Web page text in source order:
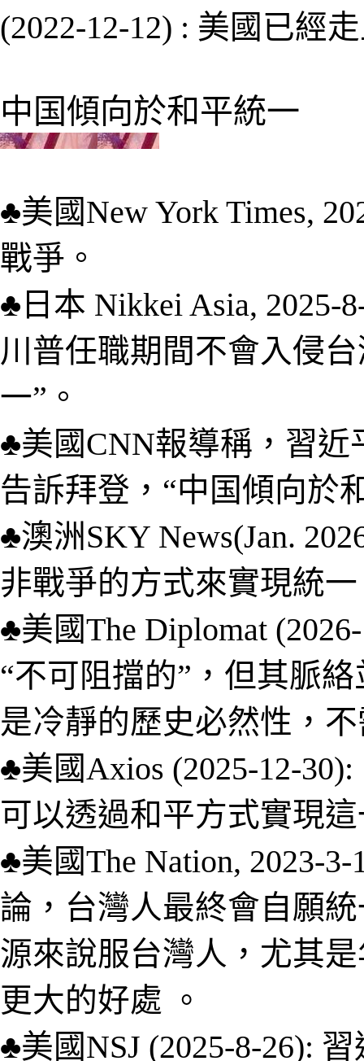
(2022-12-12) : 美國已經
中 国傾向於和平統一
♣美國New York Times,
戰爭。
♣ 日本 Nikkei Asia, 2025-
川普任職期間不會入侵
一”。
♣美國CNN報導稱，習近
告訴拜登，“中 国傾向於
♣澳洲SKY News(Jan.
非戰爭的方式來實現統一
♣美國The Diplomat
“不可阻擋的”，但其脈
是冷靜的歷史必然性，
♣美國Axios (2025-12-30):
可以透過和平方式實現
♣美國The Nation, 2023-3-
論，台灣人最終會自願
源來說服台灣人，尤其
更大的好處 。
♣美國NSJ (2025-8-26): 習